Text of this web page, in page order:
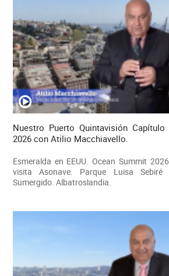
Nuestro Puerto Quintavisión
2026 con Atilio Macchiavello.
Esmeralda en EEUU. Ocean Summit
visita Asonave. Parque Luisa
Sumergido. Albatroslandia.